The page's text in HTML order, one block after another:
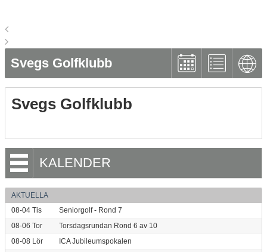
Svegs Golfklubb
Svegs Golfklubb
KALENDER
AKTUELLA
08-04 Tis
Seniorgolf - Rond 7
08-06 Tor
Torsdagsrundan Rond 6 av 10
08-08 Lör
ICA Jubileumspokalen